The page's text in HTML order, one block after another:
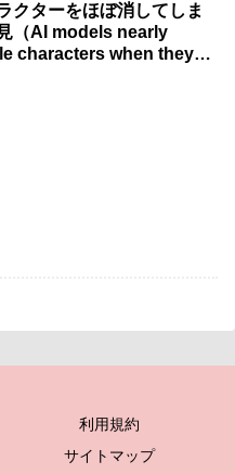
クターをほぼ消してしま
（AI models nearly
characters when they
利用規約
サイトマップ